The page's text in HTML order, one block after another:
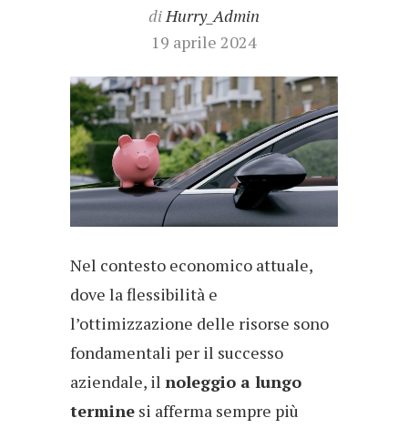
diHurry_Admin
19 aprile 2024
Nel contesto economico attuale,
dove la flessibilità e
l’ottimizzazione delle risorse sono
fondamentali per il successo
aziendale, il noleggio a lungo
termine si afferma sempre più